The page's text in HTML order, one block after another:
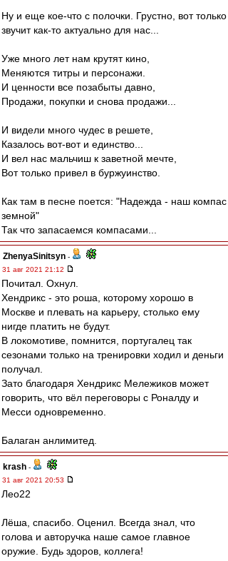
Ну и еще кое-что с полочки. Грустно, вот только
звучит как-то актуально для нас...
Уже много лет нам крутят кино,
Меняются титры и персонажи.
И ценности все позабыты давно,
Продажи, покупки и снова продажи...
И видели много чудес в решете,
Казалось вот-вот и единство...
И вел нас мальчиш к заветной мечте,
Вот только привел в буржуинство.
Как там в песне поется: "Надежда - наш компас
земной"
Так что запасаемся компасами...
ZhenyaSinitsyn -
31 авг 2021 21:12
Почитал. Охнул.
Хендрикс - это роша, которому хорошо в
Москве и плевать на карьеру, столько ему
нигде платить не будут.
В локомотиве, помнится, португалец так
сезонами только на тренировки ходил и деньги
получал.
Зато благодаря Хендрикс Мележиков может
говорить, что вёл переговоры с Роналду и
Месси одновременно.
Балаган анлимитед.
krash -
31 авг 2021 20:53
Лео22
Лёша, спасибо. Оценил. Всегда знал, что
голова и авторучка наше самое главное
оружие. Будь здоров, коллега!